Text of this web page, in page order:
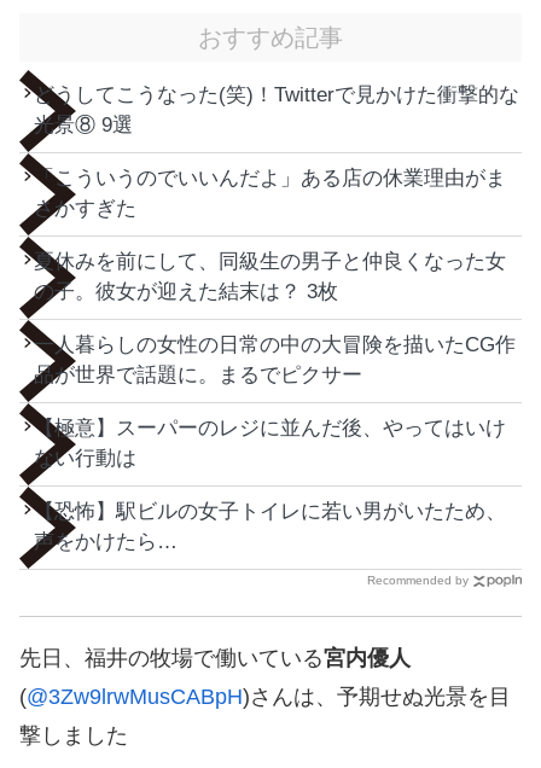
おすすめ記事
どうしてこうなった(笑)！Twitterで見かけた衝撃的な
光景⑧ 9選
「こういうのでいいんだよ」ある店の休業理由がま
さかすぎた
夏休みを前にして、同級生の男子と仲良くなった女
の子。彼女が迎えた結末は？ 3枚
一人暮らしの女性の日常の中の大冒険を描いたCG作
品が世界で話題に。まるでピクサー
【極意】スーパーのレジに並んだ後、やってはいけ
ない行動は
【恐怖】駅ビルの女子トイレに若い男がいたため、
声をかけたら…
Recommended by
先日、福井の牧場で働いている宮内優人
(@3Zw9lrwMusCABpH)さんは、予期せぬ光景を目
撃しました